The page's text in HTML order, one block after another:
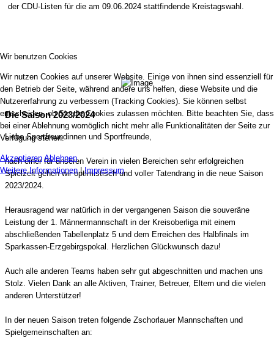
der CDU-Listen für die am 09.06.2024 stattfindende Kreistagswahl.
Die Saison 2023/2024
Liebe Sportfreundinnen und Sportfreunde,
nach einer für unseren Verein in vielen Bereichen sehr erfolgreichen
Spielzeit gehen wir optimistisch und voller Tatendrang in die neue Saison
2023/2024.
Herausragend war natürlich in der vergangenen Saison die souveräne
Leistung der 1. Männermannschaft in der Kreisoberliga mit einem
abschließenden Tabellenplatz 5 und dem Erreichen des Halbfinals im
Sparkassen-Erzgebirgspokal. Herzlichen Glückwunsch dazu!
Auch alle anderen Teams haben sehr gut abgeschnitten und machen uns
Stolz. Vielen Dank an alle Aktiven, Trainer, Betreuer, Eltern und die vielen
anderen Unterstützer!
In der neuen Saison treten folgende Zschorlauer Mannschaften und
Spielgemeinschaften an:
Wir benutzen Cookies
Wir nutzen Cookies auf unserer Website. Einige von ihnen sind essenziell für
den Betrieb der Seite, während andere uns helfen, diese Website und die
Nutzererfahrung zu verbessern (Tracking Cookies). Sie können selbst
entscheiden, ob Sie die Cookies zulassen möchten. Bitte beachten Sie, dass
bei einer Ablehnung womöglich nicht mehr alle Funktionalitäten der Seite zur
Verfügung stehen.
Akzeptieren Ablehnen
Weitere Informationen|Impressum